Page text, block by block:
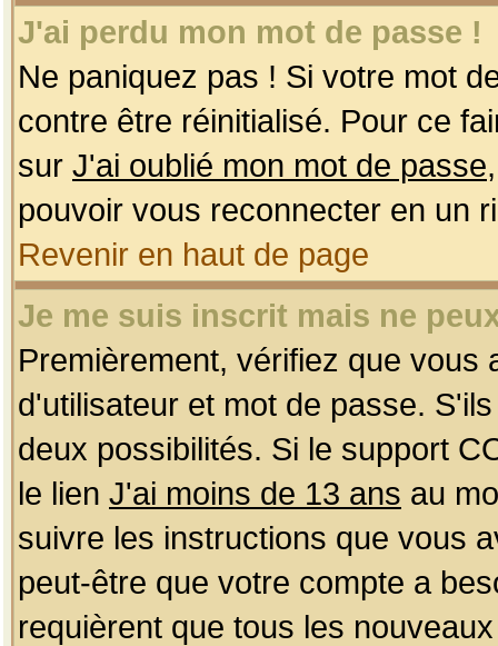
J'ai perdu mon mot de passe !
Ne paniquez pas ! Si votre mot
contre être réinitialisé. Pour ce
sur J'ai oublié mon mot de passe
pouvoir vous reconnecter en un
Revenir en haut de page
Je me suis inscrit mais ne
Premièrement, vérifiez que
d'utilisateur et mot de passe.
deux possibilités. Si le support
le lien J'ai moins de 13 ans au
suivre les instructions que vous
peut-être que votre compte a
requièrent que tous les